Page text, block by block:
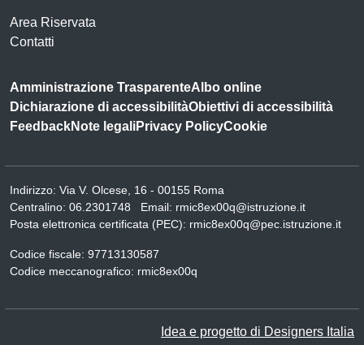
Area Riservata
Contatti
Amministrazione TrasparenteAlbo online
Dichiarazione di accessibilitàObiettivi di accessibilità
FeedbackNote legaliPrivacy PolicyCookie
Indirizzo: Via V. Olcese, 16 - 00155 Roma
Centralino: 06.2301748 Email: rmic8ex00q@istruzione.it
Posta elettronica certificata (PEC): rmic8ex00q@pec.istruzione.it
Codice fiscale: 97713130587
Codice meccanografico: rmic8ex00q
Idea e progetto di Designers Italia